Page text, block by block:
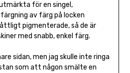
för en singel,
av färg på locken
pigmenterade, så de är
med snabb, enkel färg.
sidan, men jag skulle inte ringa
som att någon smälte en